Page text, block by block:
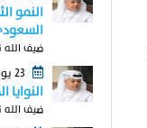
النمو
ضيف الله
النوايا
ضيف الله